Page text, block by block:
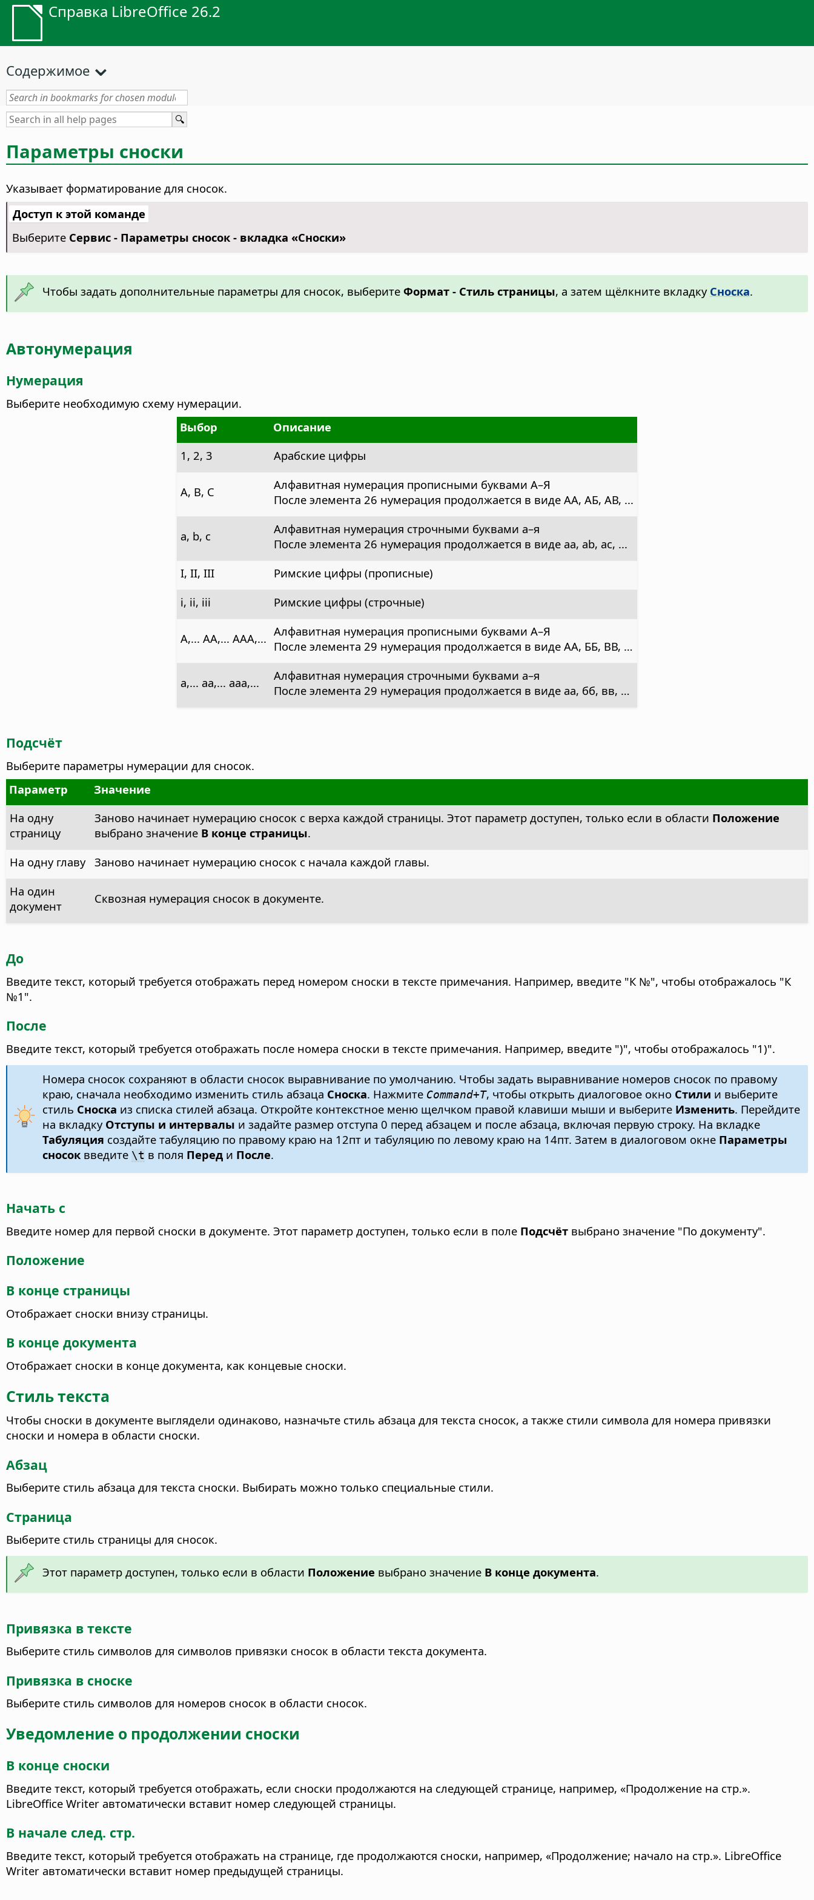
Справка LibreOffice 26.2
Содержимое
Параметры сноски
Указывает форматирование для сносок.
Доступ к этой команде
Выберите Сервис - Параметры сносок - вкладка «Сноски»
Чтобы задать дополнительные параметры для сносок, выберите Формат - Стиль страницы, а затем щёлкните вкладку Сноска.
Автонумерация
Нумерация
Выберите необходимую схему нумерации.
Выбор
Описание
1, 2, 3
Арабские цифры
A, B, C
Алфавитная нумерация прописными буквами А–Я
После элемента 26 нумерация продолжается в виде АА, АБ, АВ, ...
a, b, c
Алфавитная нумерация строчными буквами а–я
После элемента 26 нумерация продолжается в виде aa, ab, ac, ...
I, II, III
Римские цифры (прописные)
i, ii, iii
Римские цифры (строчные)
A,... AA,... AAA,... Алфавитная нумерация прописными буквами А–Я
После элемента 29 нумерация продолжается в виде АА, ББ, ВВ, …
a,... aa,... aaa,...
Алфавитная нумерация строчными буквами а–я
После элемента 29 нумерация продолжается в виде аа, бб, вв, …
Подсчёт
Выберите параметры нумерации для сносок.
Параметр
Значение
На одну
страницу
Заново начинает нумерацию сносок с верха каждой страницы. Этот параметр доступен, только если в области Положение
выбрано значение В конце страницы.
На одну главу
Заново начинает нумерацию сносок с начала каждой главы.
На один
документ
Сквозная нумерация сносок в документе.
До
Введите текст, который требуется отображать перед номером сноски в тексте примечания. Например, введите "К №", чтобы отображалось "К
№1".
После
Введите текст, который требуется отображать после номера сноски в тексте примечания. Например, введите ")", чтобы отображалось "1)".
Номера сносок сохраняют в области сносок выравнивание по умолчанию. Чтобы задать выравнивание номеров сносок по правому
краю, сначала необходимо изменить стиль абзаца Сноска. Нажмите Command+T, чтобы открыть диалоговое окно Стили и выберите
стиль Сноска из списка стилей абзаца. Откройте контекстное меню щелчком правой клавиши мыши и выберите Изменить. Перейдите
на вкладку Отступы и интервалы и задайте размер отступа 0 перед абзацем и после абзаца, включая первую строку. На вкладке
Табуляция создайте табуляцию по правому краю на 12пт и табуляцию по левому краю на 14пт. Затем в диалоговом окне Параметры
сносоквведите \t в поля Переди После.
Начать с
Введите номер для первой сноски в документе. Этот параметр доступен, только если в поле Подсчёт выбрано значение "По документу".
Положение
В конце страницы
Отображает сноски внизу страницы.
В конце документа
Отображает сноски в конце документа, как концевые сноски.
Стиль текста
Чтобы сноски в документе выглядели одинаково, назначьте стиль абзаца для текста сносок, а также стили символа для номера привязки
сноски и номера в области сноски.
Абзац
Выберите стиль абзаца для текста сноски. Выбирать можно только специальные стили.
Страница
Выберите стиль страницы для сносок.
Этот параметр доступен, только если в области Положение выбрано значение В конце документа.
Привязка в тексте
Выберите стиль символов для символов привязки сносок в области текста документа.
Привязка в сноске
Выберите стиль символов для номеров сносок в области сносок.
Уведомление о продолжении сноски
В конце сноски
Введите текст, который требуется отображать, если сноски продолжаются на следующей странице, например, «Продолжение на стр.».
LibreOffice Writer автоматически вставит номер следующей страницы.
В начале след. стр.
Введите текст, который требуется отображать на странице, где продолжаются сноски, например, «Продолжение; начало на стр.». LibreOffice
Writer автоматически вставит номер предыдущей страницы.